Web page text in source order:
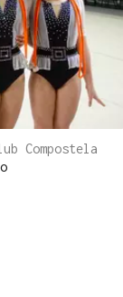
Compostela